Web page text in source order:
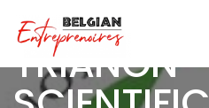
TRIANON